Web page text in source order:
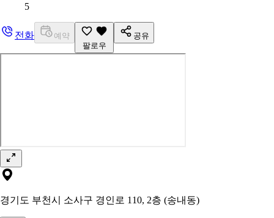
5
전화
예약
팔로우
공유
경기도 부천시 소사구 경인로 110, 2층 (송내동)